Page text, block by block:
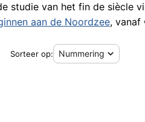
studie van het fin de siècle
aan de Noordzee, vanaf
Sorteer op: